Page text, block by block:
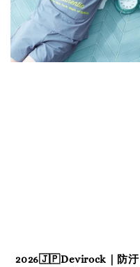
2026🇯🇵Devirock｜防汙